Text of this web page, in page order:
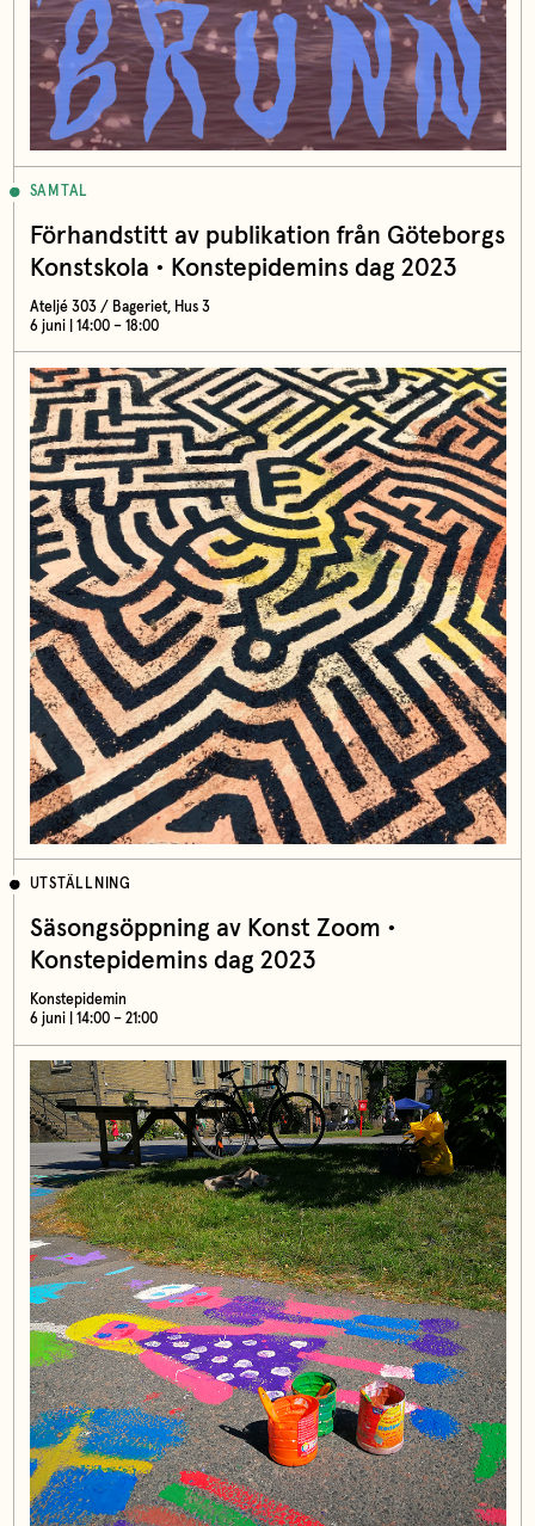
SAMTAL
Förhandstitt av publikation från Göteborgs
Konstskola • Konstepidemins dag 2023
Ateljé 303 / Bageriet, Hus 3
6 juni | 14:00 – 18:00
UTSTÄLLNING
Säsongsöppning av Konst Zoom •
Konstepidemins dag 2023
Konstepidemin
6 juni | 14:00 – 21:00